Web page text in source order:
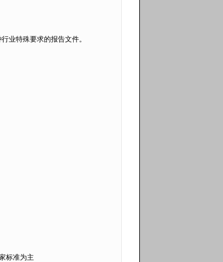
业特殊要求的报告文件。
标准为主